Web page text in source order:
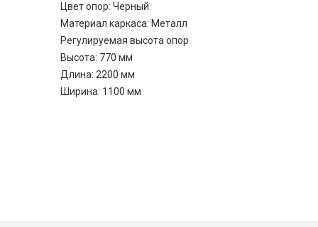
Цвет опор: Черный
Материал каркаса: Металл
Регулируемая высота опор
Высота: 770 мм
Длина: 2200 мм
Ширина: 1100 мм